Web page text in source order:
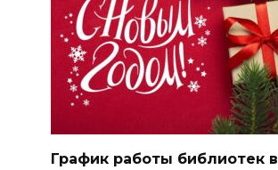
График работы библиотек в